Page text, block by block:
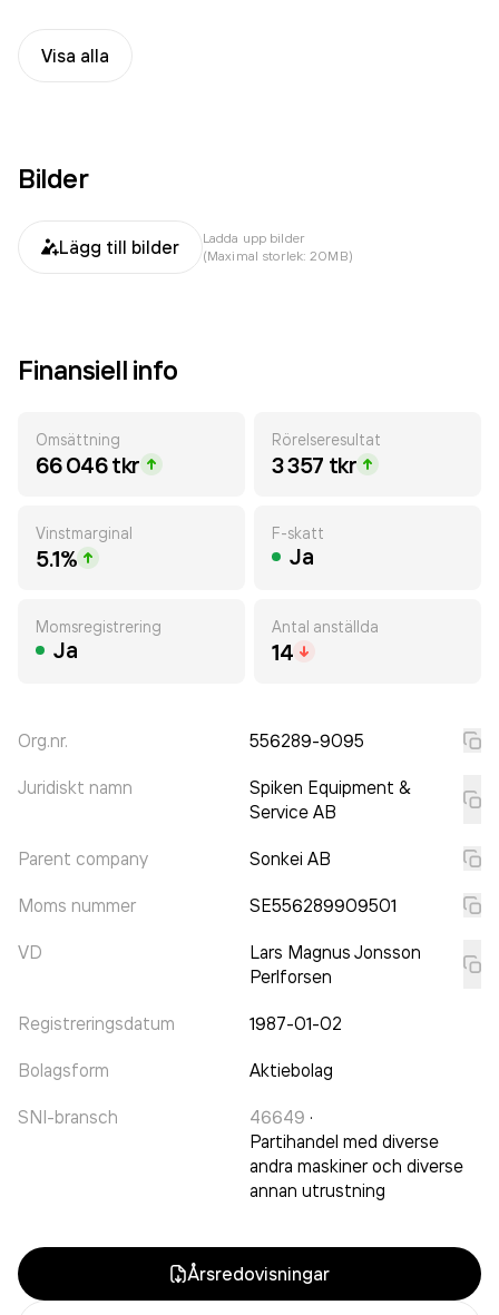
Visa alla
Bilder
Lägg till bilder
Ladda upp bilder
(Maximal storlek: 20MB)
Finansiell info
Omsättning
66 046 tkr
Rörelseresultat
3 357 tkr
Vinstmarginal
5.1%
F-skatt
Ja
Momsregistrering
Ja
Antal anställda
14
Org.nr. 556289-9095
Juridiskt namn
Spiken Equipment &
Service AB
Parent company Sonkei AB
Moms nummer SE556289909501
VD
Lars Magnus Jonsson
Perlforsen
Registreringsdatum 1987-01-02
Bolagsform Aktiebolag
SNI-bransch 46649 ·
Partihandel med diverse
andra maskiner och diverse
annan utrustning
Årsredovisningar